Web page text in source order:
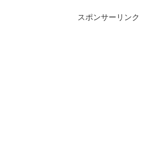
スポンサーリンク